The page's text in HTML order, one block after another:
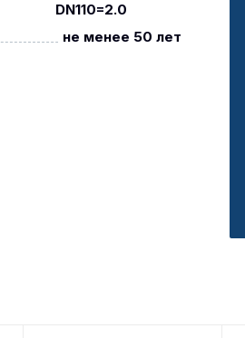
DN110=2.0
не менее 50 лет